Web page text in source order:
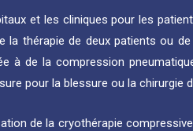
et les cliniques pour les
la thérapie de deux patients ou
à de la compression
pour la blessure ou la chirurgie
de la cryothérapie